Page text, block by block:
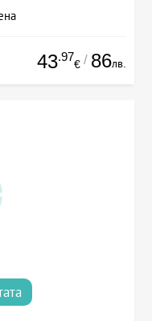
43.97
€ / 86лв.